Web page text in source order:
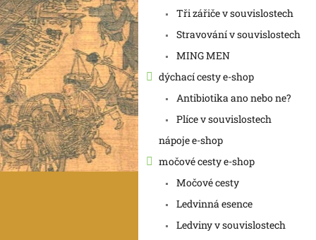
Tři zářiče v souvislostech
Stravování v souvislostech
MING MEN
dýchací cesty e-shop
Antibiotika ano nebo ne?
Plíce v souvislostech
nápoje e-shop
močové cesty e-shop
Močové cesty
Ledvinná esence
Ledviny v souvislostech